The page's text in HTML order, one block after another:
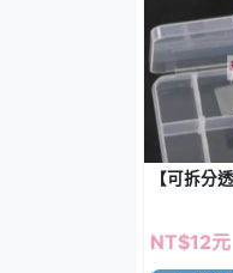
【可拆分
NT$12元